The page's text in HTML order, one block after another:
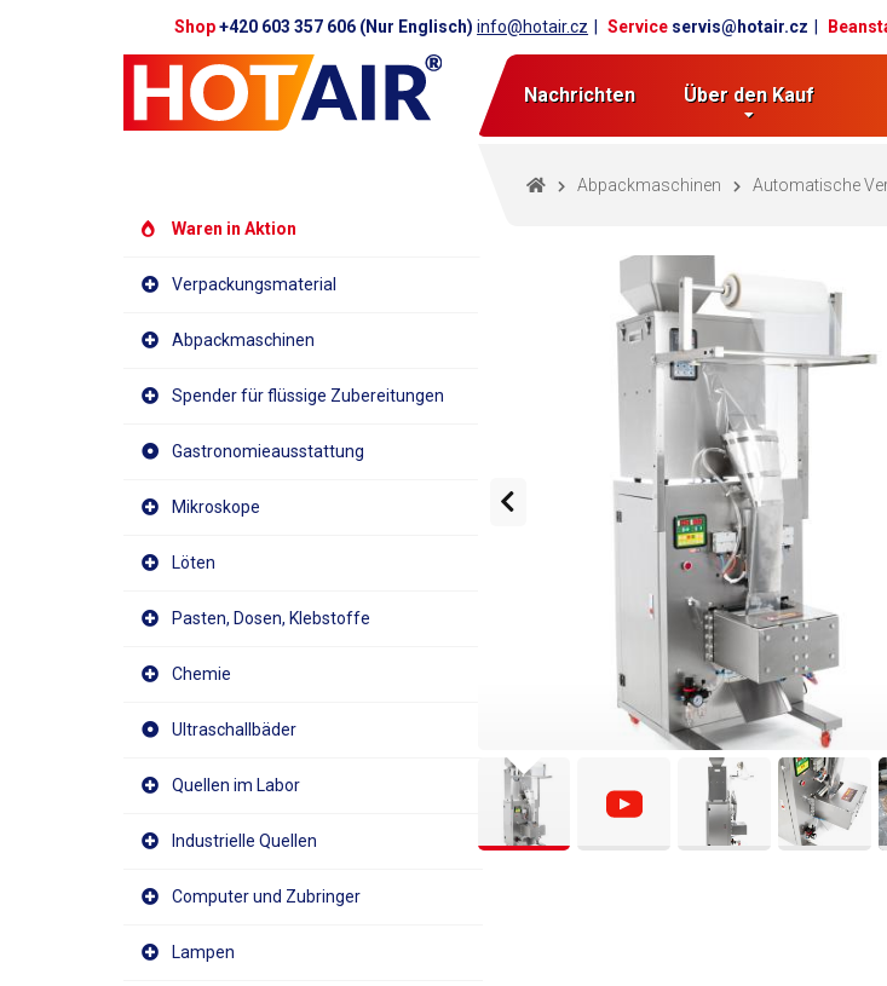
Shop+420 603 357 606 (Nur Englisch)info@hotair.cz Service servis@hotair.cz
Nachrichten Über den Kauf
Waren in Aktion
Verpackungsmaterial
Abpackmaschinen
Spender für flüssige Zubereitungen
Gastronomieausstattung
Mikroskope
Löten
Pasten, Dosen, Klebstoffe
Chemie
Ultraschallbäder
Quellen im Labor
Industrielle Quellen
Computer und Zubringer
Lampen
Abpackmaschinen Automatische